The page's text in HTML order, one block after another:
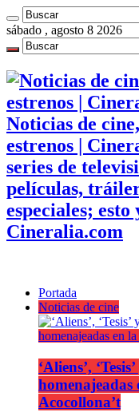
sábado , agosto 8 2026
Noticias de
estrenos |
series de
películas,
especiales; esto
Cineralia.com
Portada
Noticias de cine
‘Aliens’,
Acocollona’t